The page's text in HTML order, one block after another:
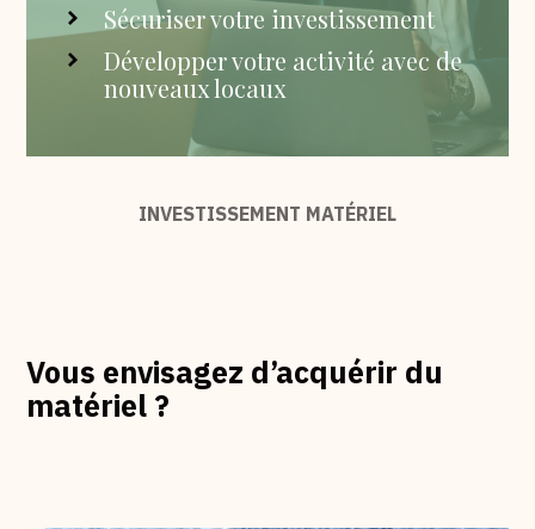
Sécuriser votre investissement
Développer votre activité avec de
nouveaux locaux
INVESTISSEMENT MATÉRIEL
Vous envisagez d’acquérir du
matériel ?